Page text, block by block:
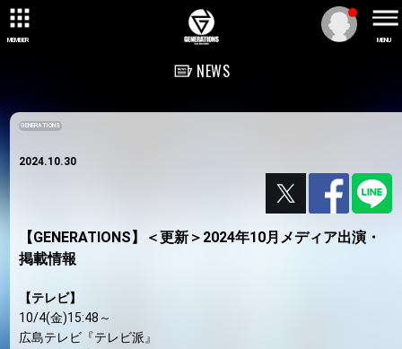
MEMBER MENU
NEWS
GENERATIONS
2024.10.30
【GENERATIONS】＜更新＞2024年10月メディア出演・
掲載情報
【テレビ】
10/4(金)15:48～
広島テレビ『テレビ派』